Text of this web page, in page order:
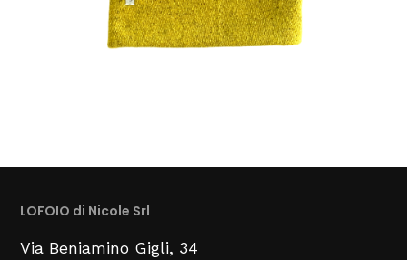
LOFOIO di Nicole Srl
Via Beniamino Gigli, 34